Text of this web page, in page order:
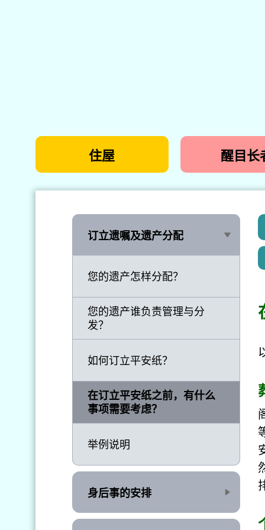
住屋 醒目长
订立遗嘱及遗产分配
举例说明
在订立平安纸之前，有什么
事项需要考虑？
如何订立平安纸？
您的遗产谁负责管理与分
发？
您的遗产怎样分配？
身后事的安排